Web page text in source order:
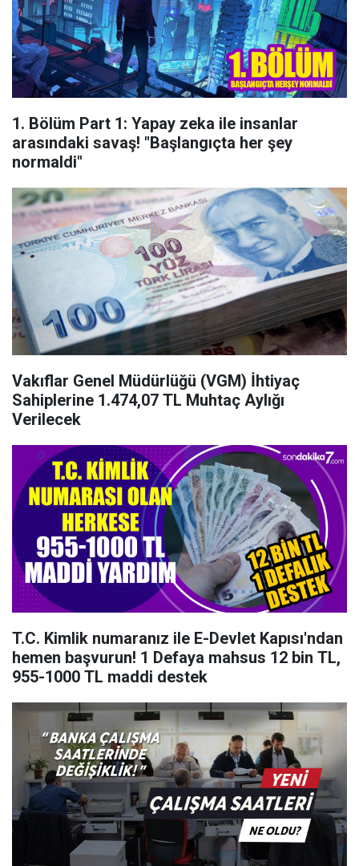
1. Bölüm Part 1: Yapay zeka ile insanlar
arasındaki savaş! "Başlangıçta her şey
normaldi"
Vakıflar Genel Müdürlüğü (VGM) İhtiyaç
Sahiplerine 1.474,07 TL Muhtaç Aylığı
Verilecek
T.C. Kimlik numaranız ile E-Devlet Kapısı'ndan
hemen başvurun! 1 Defaya mahsus 12 bin TL,
955-1000 TL maddi destek